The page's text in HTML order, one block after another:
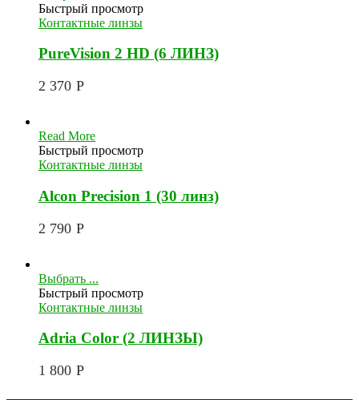
Быстрый просмотр
Контактные линзы
PureVision 2 HD (6 ЛИНЗ)
2 370 Р
Read More
Быстрый просмотр
Контактные линзы
Alcon Precision 1 (30 линз)
2 790 Р
Выбрать ...
Быстрый просмотр
Контактные линзы
Adria Color (2 ЛИНЗЫ)
1 800 Р